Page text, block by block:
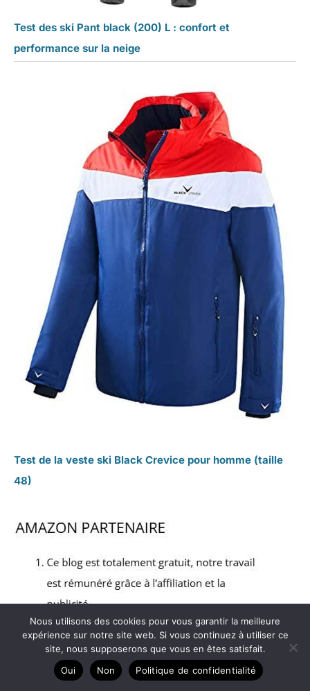
Test des ski Pant black (200) L : confort et
performance sur la neige
Test de la veste ski Black Crevice pour homme (taille
48)
Nous utilisons des cookies pour vous garantir la meilleure
expérience sur notre site web. Si vous continuez à utiliser ce
site, nous supposerons que vous en êtes satisfait.
Oui
Non Politique de confidentialité